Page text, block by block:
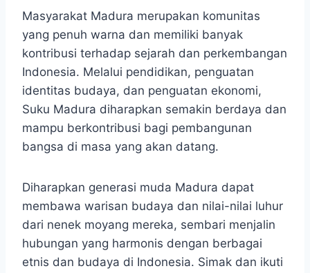
Masyarakat Madura merupakan komunitas
yang penuh warna dan memiliki banyak
kontribusi terhadap sejarah dan perkembangan
Indonesia.​ Melalui pendidikan, penguatan
identitas budaya, dan penguatan ekonomi,
Suku Madura diharapkan semakin berdaya dan
mampu berkontribusi bagi pembangunan
bangsa di masa yang akan datang.
Diharapkan generasi muda Madura dapat
membawa warisan budaya dan nilai-nilai luhur
dari nenek moyang mereka, sembari menjalin
hubungan yang harmonis dengan berbagai
etnis dan budaya di Indonesia. Simak dan ikuti